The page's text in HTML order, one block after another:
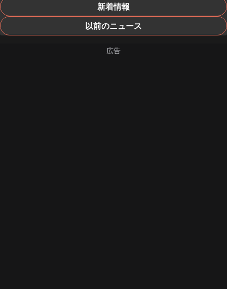
新着情報
以前のニュース